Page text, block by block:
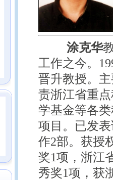
涂克华
工作之今。
晋升教授。
责浙江省重
学基金等各
项目。已发表
作2部。获授
奖1项，浙江
秀奖1项，获